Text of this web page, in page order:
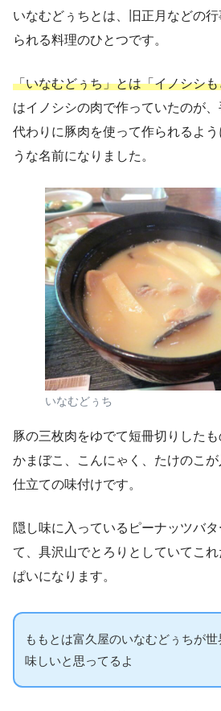
いなむどぅちとは、旧正月などの
られる料理のひとつです。
「いなむどぅち」とは「イノシシ
はイノシシの肉で作っていたのが、
代わりに豚肉を使って作られるよ
うな名前になりました。
いなむどぅち
豚の三枚肉をゆでて短冊切りしたも
かまぼこ、こんにゃく、たけのこ
仕立ての味付けです。
隠し味に入っているピーナッツバ
て、具沢山でとろりとしていてこ
ぱいになります。
ももとは富久屋のいなむどぅちが世
味しいと思ってるよ